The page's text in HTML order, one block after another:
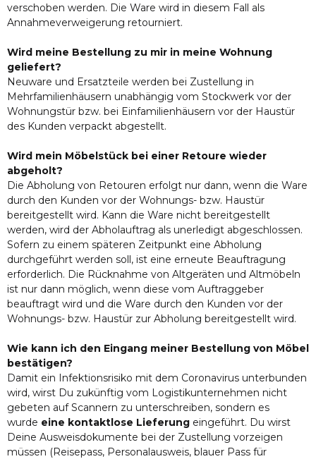
verschoben werden. Die Ware wird in diesem Fall als
Annahmeverweigerung retourniert.
Wird meine Bestellung zu mir in meine Wohnung
geliefert?
Neuware und Ersatzteile werden bei Zustellung in
Mehrfamilienhäusern unabhängig vom Stockwerk vor der
Wohnungstür bzw. bei Einfamilienhäusern vor der Haustür
des Kunden verpackt abgestellt.
Wird mein Möbelstück bei einer Retoure wieder
abgeholt?
Die Abholung von Retouren erfolgt nur dann, wenn die Ware
durch den Kunden vor der Wohnungs- bzw. Haustür
bereitgestellt wird. Kann die Ware nicht bereitgestellt
werden, wird der Abholauftrag als unerledigt abgeschlossen.
Sofern zu einem späteren Zeitpunkt eine Abholung
durchgeführt werden soll, ist eine erneute Beauftragung
erforderlich. Die Rücknahme von Altgeräten und Altmöbeln
ist nur dann möglich, wenn diese vom Auftraggeber
beauftragt wird und die Ware durch den Kunden vor der
Wohnungs- bzw. Haustür zur Abholung bereitgestellt wird.
Wie kann ich den Eingang meiner Bestellung von Möbel
bestätigen?
Damit ein Infektionsrisiko mit dem Coronavirus unterbunden
wird, wirst Du zukünftig vom Logistikunternehmen nicht
gebeten auf Scannern zu unterschreiben, sondern es
wurde eine kontaktlose Lieferung eingeführt. Du wirst
Deine Ausweisdokumente bei der Zustellung vorzeigen
müssen (Reisepass, Personalausweis, blauer Pass für